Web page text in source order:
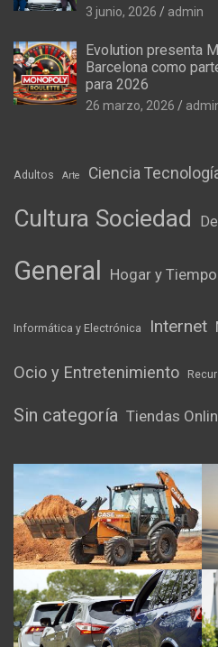
3 junio, 2026 admin
Evolution presenta
Barcelona como
para 2026
26 marzo, 2026
Adultos Arte Ciencia
Cultura Sociedad
General Hogar y
Informática y Electrónica Internet
Ocio y Entretenimiento
Sin categoría Tiendas